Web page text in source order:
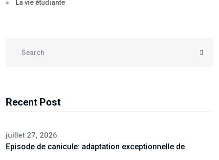
La vie étudiante
Recent Post
juillet 27, 2026
Episode de canicule: adaptation exceptionnelle de